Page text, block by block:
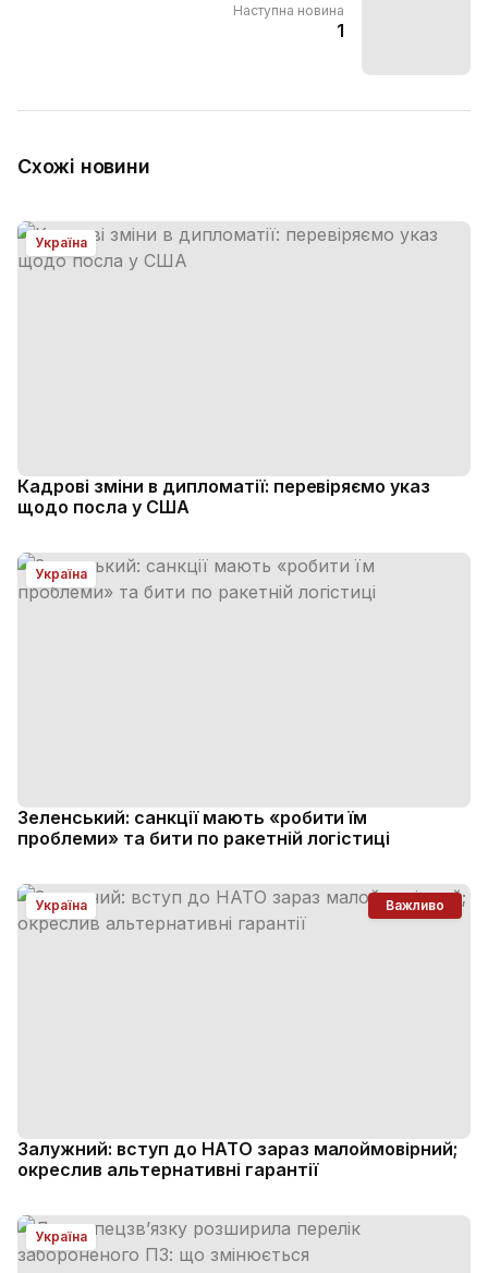
Наступна новина
1
Схожі новини
Україна
Кадрові зміни в дипломатії: перевіряємо указ
щодо посла у США
Україна
Зеленський: санкції мають «робити їм
проблеми» та бити по ракетній логістиці
Україна Важливо
Залужний: вступ до НАТО зараз малоймовірний;
окреслив альтернативні гарантії
Україна